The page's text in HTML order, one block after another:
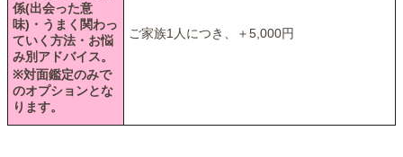
係(出会った意
味)・うまく関わっ
ていく方法・お悩
み別アドバイス。
※対面鑑定のみで
のオプションとな
ります。
ご家族1人につき、＋5,000円